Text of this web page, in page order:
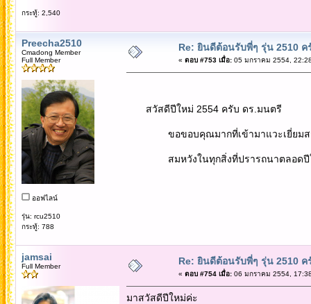
กระทู้: 2,540
Preecha2510
Cmadong Member
Full Member
ออฟไลน์
รุ่น: rcu2510
กระทู้: 788
Re: ยินดีต้อนรับพี่ๆ รุ่น 2510 ค
« ตอบ #753 เมื่อ:05 มกราคม 2554,
สวัสดีปีใหม่ 2554 ครับ ดร.มนตรี
ขอขอบคุณมากที่เข้ามาแวะเยี่ยมสวัส
สมหวังในทุกสิ่งที่ปรารถนาตลอดปีใ
jamsai
Full Member Re: ยินดีต้อนรับพี่ๆ รุ่น 2510 ค
« ตอบ #754 เมื่อ:06 มกราคม 2554,
มาสวัสดีปีใหม่ค่ะ